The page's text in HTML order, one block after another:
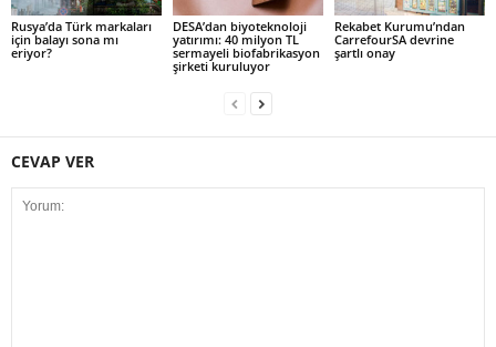
Rusya’da Türk markaları
için balayı sona mı
eriyor?
DESA’dan biyoteknoloji
yatırımı: 40 milyon TL
sermayeli biofabrikasyon
şirketi kuruluyor
Rekabet Kurumu’ndan
CarrefourSA devrine
şartlı onay
CEVAP VER